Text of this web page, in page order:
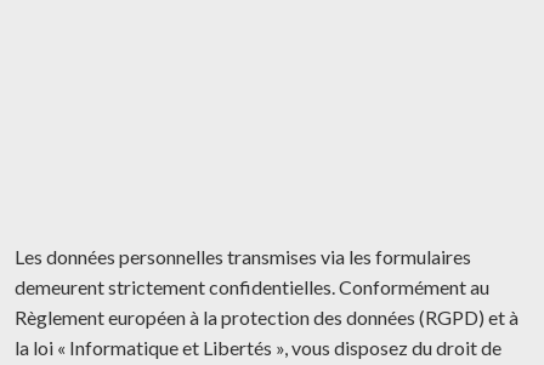
Les données personnelles transmises via les formulaires
demeurent strictement confidentielles. Conformément au
Règlement européen à la protection des données (RGPD) et à
la loi « Informatique et Libertés », vous disposez du droit de